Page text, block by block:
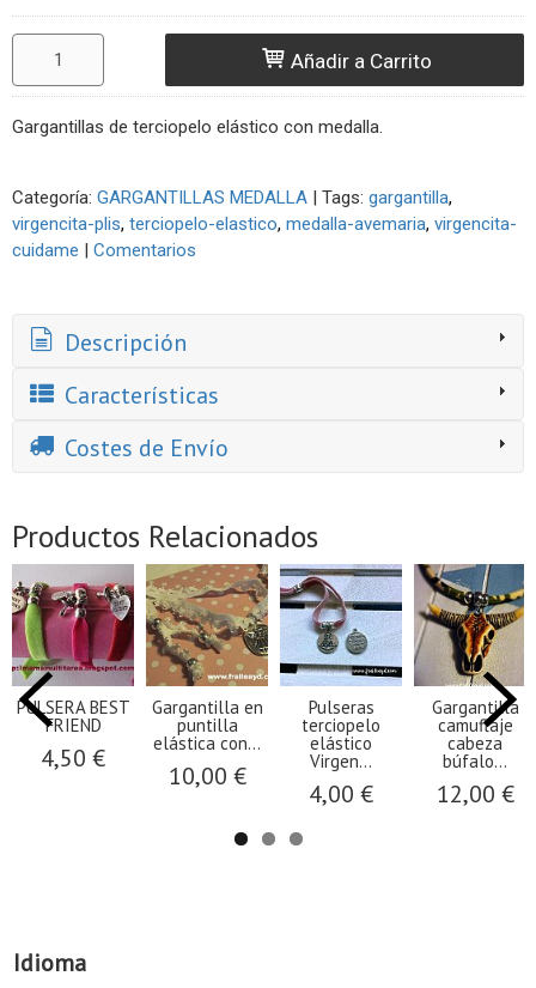
Idioma
Añadir a Carrito
Gargantillas de terciopelo elástico con medalla.
Categoría: GARGANTILLAS MEDALLA | Tags: gargantilla
virgencita-plis terciopelo-elastico medalla-avemaria virgencita-
cuidame | Comentarios
Descripción
Características
Costes de Envío
Productos Relacionados
PULSERA BEST
FRIEND
4,50 €
Gargantilla en
puntilla
elástica con...
10,00 €
Pulseras
terciopelo
elástico
Virgen...
4,00 €
Gargantilla
camuflaje
cabeza
búfalo...
12,00 €